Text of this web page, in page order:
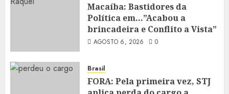
Macaíba: Bastidores da
Política em…”Acabou a
brincadeira e Conflito a Vista”
AGOSTO 6, 2026 0
Brasil
FORA: Pela primeira vez, STJ